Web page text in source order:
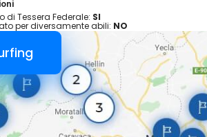
di Tessera Federale: SI
per diversamente abili: NO
subito
interno
la pesca dilettantistica nel Bacino N. 2 - ASTA
convenzionate FIPSAS è fatto divieto assoluto
Permessi
: